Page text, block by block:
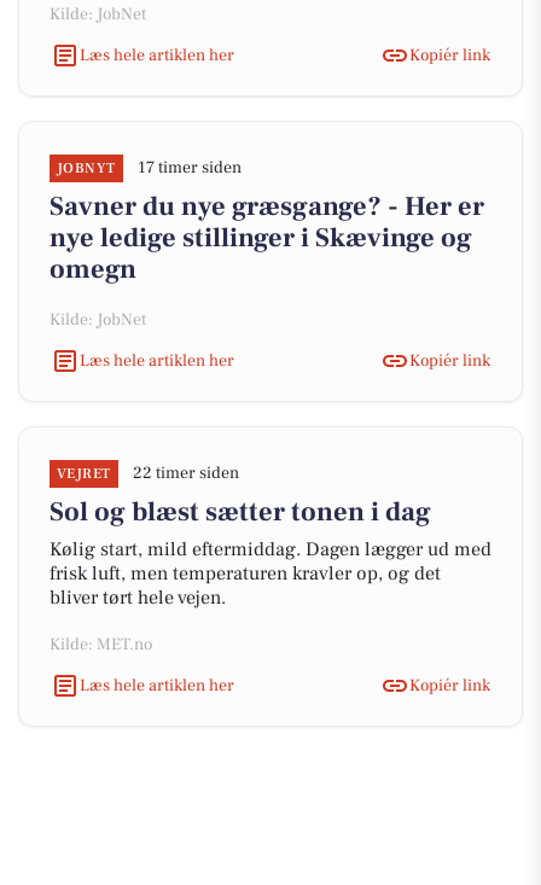
Kilde: JobNet
Læs hele artiklen her
Kopiér link
JOBNYT 17 timer siden
Savner du nye græsgange? - Her er
nye ledige stillinger i Skævinge og
omegn
Kilde: JobNet
Læs hele artiklen her
Kopiér link
VEJRET 22 timer siden
Sol og blæst sætter tonen i dag
Kølig start, mild eftermiddag. Dagen lægger ud med
frisk luft, men temperaturen kravler op, og det
bliver tørt hele vejen.
Kilde: MET.no
Læs hele artiklen her
Kopiér link